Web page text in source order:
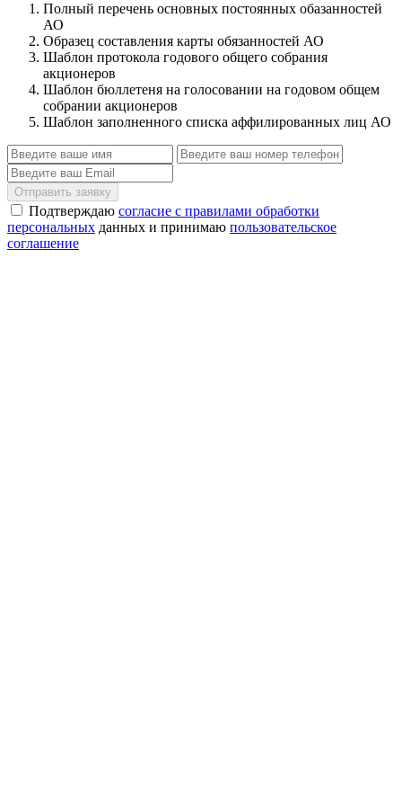
Полный перечень основных постоянных обазанностей
АО
Образец составления карты обязанностей АО
Шаблон протокола годового общего собрания
акционеров
Шаблон бюллетеня на голосовании на годовом общем
собрании акционеров
Шаблон заполненного списка аффилированных лиц АО
Отправить заявку
Подтверждаю согласие с правилами обработки
персональных данных и принимаю пользовательское
соглашение